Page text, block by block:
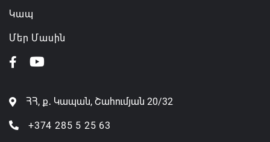
Կապ
Մեր Մասին
ՀՀ, ք․ Կապան, Շահումյան 20/32
+374 285 5 25 63